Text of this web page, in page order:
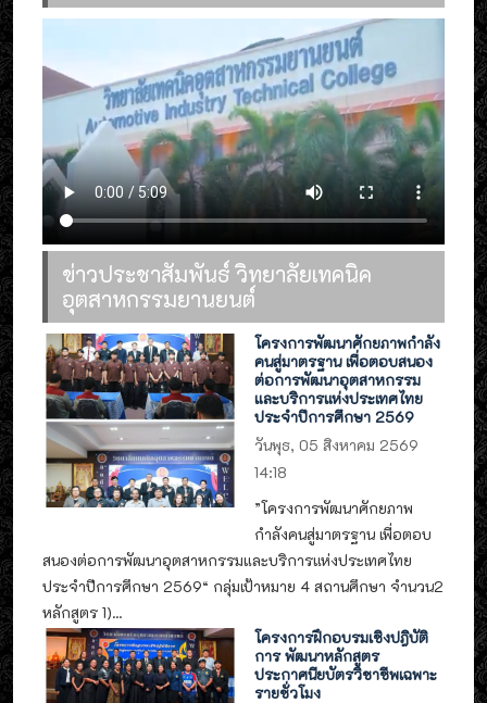
ข่าวประชาสัมพันธ์ วิทยาลัยเทคนิค
อุตสาหกรรมยานยนต์
โครงการพัฒนาศักยภาพกำลัง
คนสู่มาตรฐาน เพื่อตอบสนอง
ต่อการพัฒนาอุตสาหกรรม
และบริการแห่งประเทศไทย
ประจำปีการศึกษา 2569
วันพุธ, 05 สิงหาคม 2569
14:18
”โครงการพัฒนาศักยภาพ
กำลังคนสู่มาตรฐาน เพื่อตอบ
สนองต่อการพัฒนาอุตสาหกรรมและบริการแห่งประเทศไทย
ประจำปีการศึกษา 2569“ กลุ่มเป้าหมาย 4 สถานศึกษา จำนวน2
หลักสูตร 1)...
โครงการฝึกอบรมเชิงปฎิบัติ
การ พัฒนาหลักสูตร
ประกาศนียบัตรวิชาชีพเฉพาะ
รายชั่วโมง